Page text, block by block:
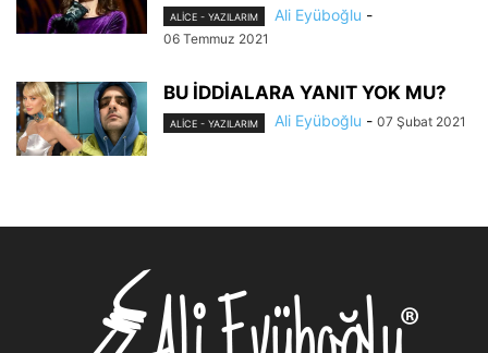
ALİCE - YAZILARIM Ali Eyüboğlu -
06 Temmuz 2021
BU İDDİALARA YANIT YOK MU?
ALİCE - YAZILARIM Ali Eyüboğlu - 07 Şubat 2021